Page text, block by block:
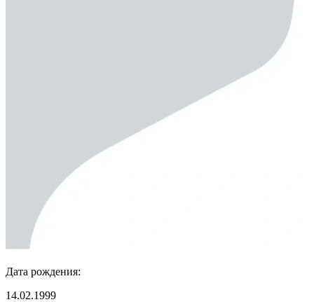
Дата рождения:
14.02.1999